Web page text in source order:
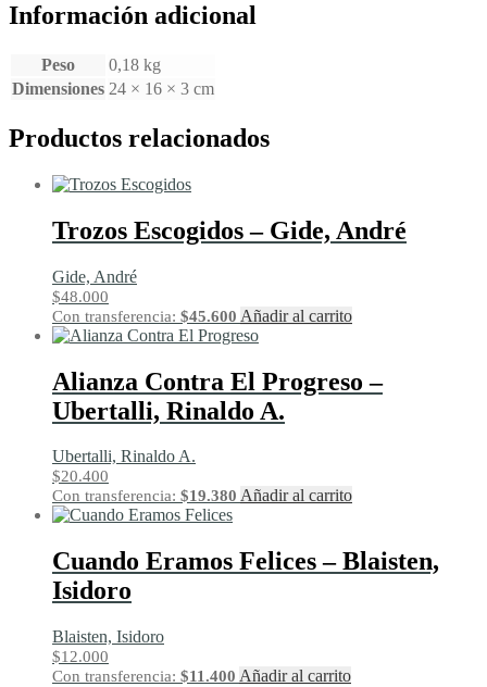
Información adicional
Peso
0,18 kg
Dimensiones 24 × 16 × 3 cm
Productos relacionados
Trozos Escogidos – Gide, André
Gide, André
$48.000
Con transferencia: $45.600 Añadir al carrito
Alianza Contra El Progreso –
Ubertalli, Rinaldo A.
Ubertalli, Rinaldo A.
$20.400
Con transferencia: $19.380 Añadir al carrito
Cuando Eramos Felices – Blaisten,
Isidoro
Blaisten, Isidoro
$12.000
Con transferencia: $11.400 Añadir al carrito